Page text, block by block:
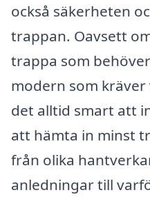
också säkerheten
trappan. Oavsett
trappa som
modern som
det alltid smart att
att hämta in minst
från olika
anledningar till